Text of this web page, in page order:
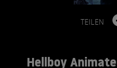
TEILEN
Hellboy